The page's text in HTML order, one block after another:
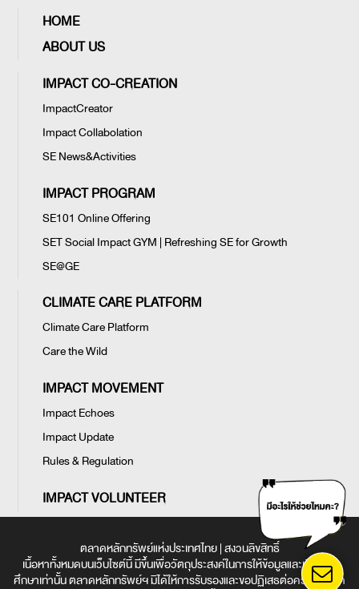
HOME
ABOUT US
IMPACT CO-CREATION
ImpactCreator
Impact Collabolation
SE News&Activities
IMPACT PROGRAM
SE101 Online Offering
SET Social Impact GYM | Refreshing SE for Growth
SE@GE
CLIMATE CARE PLATFORM
Climate Care Platform
Care the Wild
IMPACT MOVEMENT
Impact Echoes
Impact Update
Rules & Regulation
IMPACT VOLUNTEER
ตลาดหลักทรัพย์แห่งประเทศไทย | สงวนลิขสิทธิ์
เนื้อหาทั้งหมดบนเว็บไซต์นี้ มีขึ้นเพื่อวัตถุประสงค์ในการให้ข้อมูลและเพื่อการ
ศึกษาเท่านั้น ตลาดหลักทรัพย์ฯ มิได้ให้การรับรองและขอปฏิเสธต่อความรับผิด